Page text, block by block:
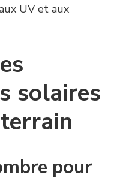
UV et aux
solaires
pour